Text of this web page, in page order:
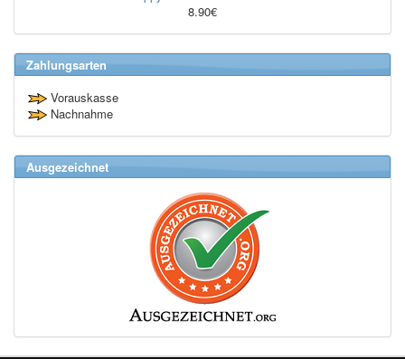
8.90€
Zahlungsarten
Vorauskasse
Nachnahme
Ausgezeichnet